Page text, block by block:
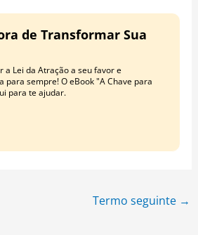
de Transformar Sua
a Lei da Atração a seu favor e
para sempre! O eBook "A Chave para
para te ajudar.
Termo seguinte →